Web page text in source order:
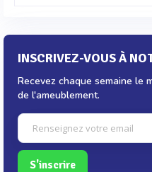
INSCRIVEZ-VOUS À
Recevez chaque semaine le
de l'ameublement.
S'inscrire